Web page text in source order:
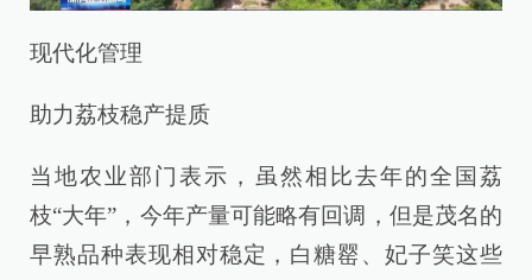
现代化管理
助力荔枝稳产提质
当地农业部门表示，虽然相比去年的全国荔
枝“大年”，今年产量可能略有回调，但是茂名的
早熟品种表现相对稳定，白糖罂、妃子笑这些